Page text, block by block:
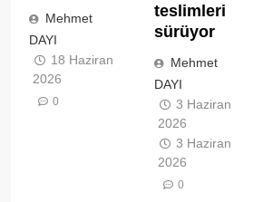
Mehmet
DAYI
18 Haziran
2026
0
teslimleri
sürüyor
Mehmet
DAYI
3 Haziran
2026
3 Haziran
2026
0